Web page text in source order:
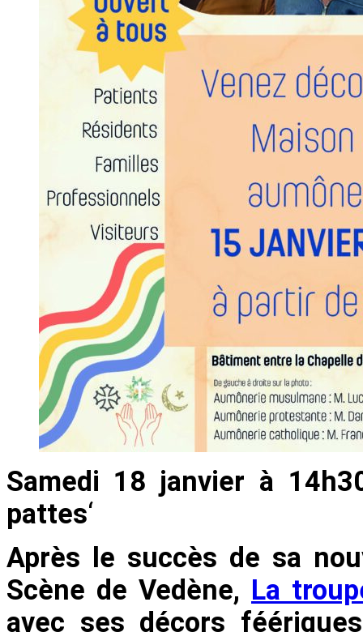
Samedi 18 janvier à
pattes‘
Après le succès de sa
Scène de Vedène, La
avec ses décors